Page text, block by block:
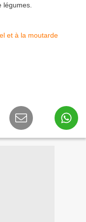
légumes.